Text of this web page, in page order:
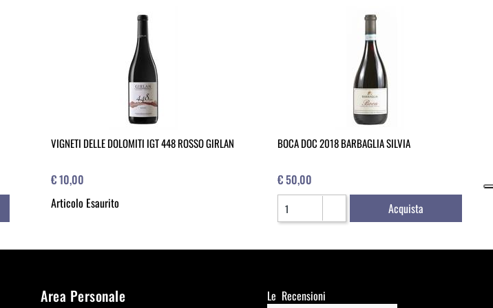
VIGNETI DELLE DOLOMITI IGT 448 ROSSO GIRLAN
€ 10,00
Articolo Esaurito
BOCA DOC 2018 BARBAGLIA SILVIA
€ 50,00
Quantità
Acquista
Area Personale Le Recensioni